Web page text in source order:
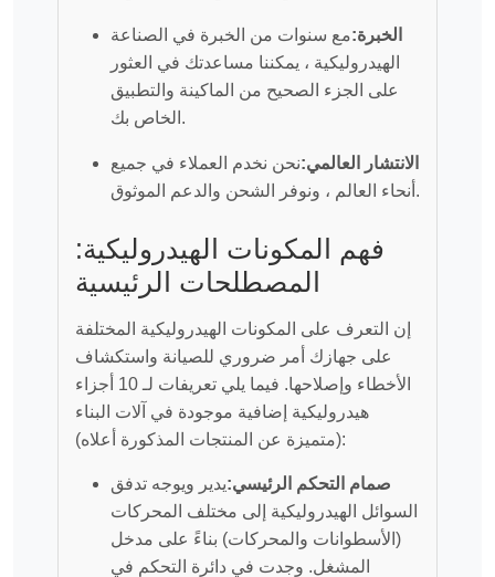
الخبرة:مع سنوات من الخبرة في الصناعة
الهيدروليكية ، يمكننا مساعدتك في العثور
على الجزء الصحيح من الماكينة والتطبيق
الخاص بك.
الانتشار العالمي:نحن نخدم العملاء في جميع
أنحاء العالم ، ونوفر الشحن والدعم الموثوق.
فهم المكونات الهيدروليكية:
المصطلحات الرئيسية
إن التعرف على المكونات الهيدروليكية المختلفة
على جهازك أمر ضروري للصيانة واستكشاف
الأخطاء وإصلاحها. فيما يلي تعريفات لـ 10 أجزاء
هيدروليكية إضافية موجودة في آلات البناء
(متميزة عن المنتجات المذكورة أعلاه):
صمام التحكم الرئيسي:يدير ويوجه تدفق
السوائل الهيدروليكية إلى مختلف المحركات
(الأسطوانات والمحركات) بناءً على مدخل
المشغل. وجدت في دائرة التحكم في